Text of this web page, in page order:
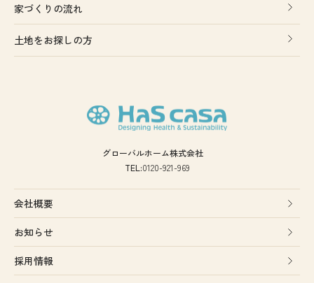
家づくりの流れ
土地をお探しの方
グローバルホーム株式会社
TEL:0120-921-969
会社概要
お知らせ
採用情報